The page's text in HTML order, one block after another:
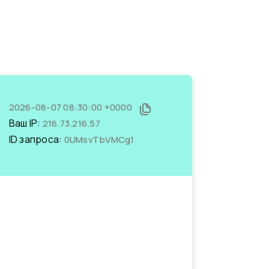
2026-08-07 08:30:00 +0000
Ваш IP: 216.73.216.57
ID запроса: 0UMsvTbVMCg1